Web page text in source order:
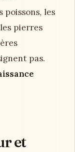
poissons, les
pierres
pas.
et